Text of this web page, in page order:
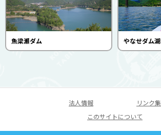
魚梁瀬ダム
法人情報
リンク集
このサイトについて